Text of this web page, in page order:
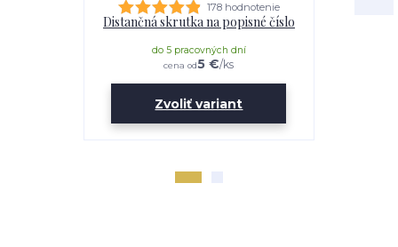
178 hodnotenie
Distančná skrutka na popisné číslo
cena od5 €/ks
do 5 pracovných dní
Zvoliť variant